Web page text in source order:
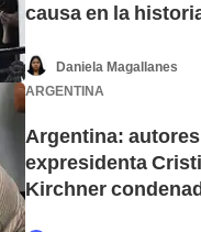
causa en la
Daniela Magallanes
ARGENTINA
Argentina:
expresidenta
Kirchner